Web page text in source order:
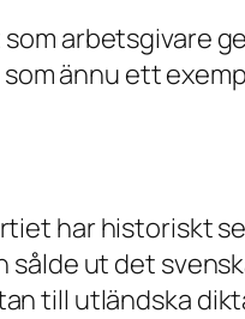
arbetsgivare
ännu ett
har historiskt
sålde ut det
till utländska